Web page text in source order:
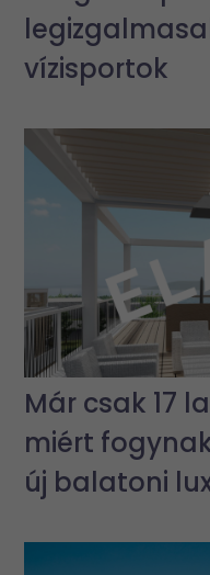
vízisportok
Már csak 17
miért
új balatoni